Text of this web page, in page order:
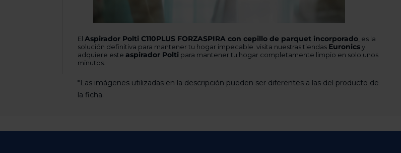
El Aspirador Polti C110PLUS FORZASPIRA con cepillo de parquet incorporado , es la
solución definitiva para mantener tu hogar impecable. visita nuestras tiendas Euronicsy
adquiere este aspirador Polti para mantener tu hogar completamente limpio en solo unos
minutos.
*Las imágenes utilizadas en la descripción pueden ser diferentes a las del producto de
la ficha.